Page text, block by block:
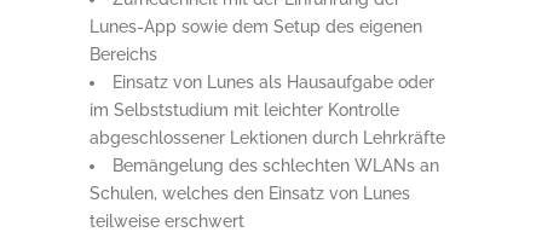
Lunes-App sowie dem Setup des eigenen
Bereichs
Einsatz von Lunes als Hausaufgabe oder
im Selbststudium mit leichter Kontrolle
abgeschlossener Lektionen durch Lehrkräfte
Bemängelung des schlechten WLANs an
Schulen, welches den Einsatz von Lunes
teilweise erschwert